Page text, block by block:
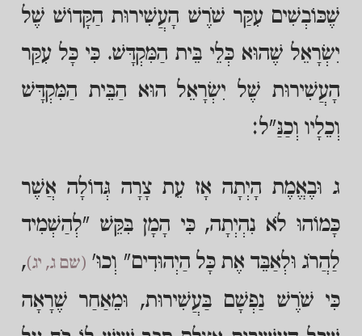
שֶׁכּוֹבְשִׁים עִקַּר שֹׁרֶשׁ הָעֲשִׁירוּת הַקָּדוֹשׁ שֶׁל
יִשְׂרָאֵל שֶׁהוּא כְּלֵי בֵּית הַמִּקְדָּשׁ. כִּי כָּל עִקַּר
הָעֲשִׁירוּת שֶׁל יִשְׂרָאֵל הוּא הַבֵּית הַמִּקְדָּשׁ
וְכֵלָיו וְכַנַּ"ל:
ג וּבֶאֱמֶת הָיְתָה אָז עֵת צָרָה גְּדוֹלָה אֲשֶׁר
כָּמוֹהוּ לֹא נִהְיְתָה, כִּי הָמָן בִּקֵּשׁ "לְהַשְׁמִיד
לַהֲרֹג וּלְאַבֵּד אֶת כָּל הַיְהוּדִים" וְכוּ' (שם ג, יג),
כִּי שֹׁרֶשׁ נַפְשָׁם בַּעֲשִׁירוּת, וּמֵאַחַר שֶׁרָאָה